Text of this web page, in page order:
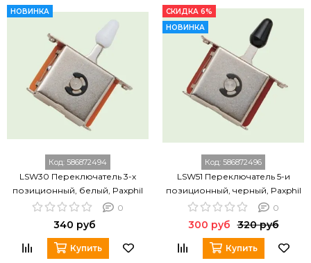
НОВИНКА
Код: 586872494
LSW30 Переключатель 3-х
позиционный, белый, Paxphil
0
340 руб
Купить
СКИДКА 6%
НОВИНКА
Код: 586872496
LSW51 Переключатель 5-и
позиционный, черный, Paxphil
0
300 руб 320 руб
Купить